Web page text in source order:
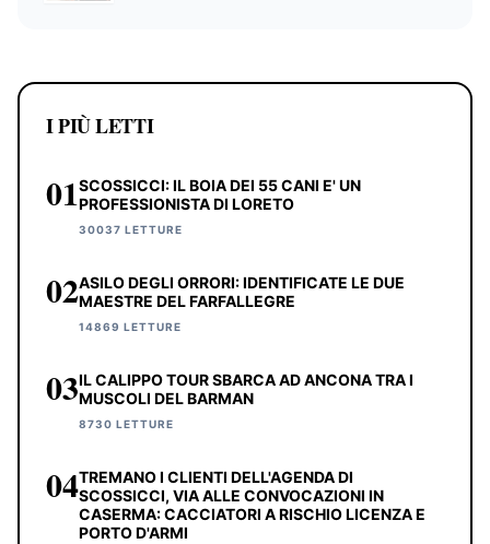
I PIÙ LETTI
01SCOSSICCI: IL BOIA DEI 55 CANI E' UN
PROFESSIONISTA DI LORETO
30037 LETTURE
02ASILO DEGLI ORRORI: IDENTIFICATE LE DUE
MAESTRE DEL FARFALLEGRE
14869 LETTURE
03IL CALIPPO TOUR SBARCA AD ANCONA TRA I
MUSCOLI DEL BARMAN
8730 LETTURE
04TREMANO I CLIENTI DELL'AGENDA DI
SCOSSICCI, VIA ALLE CONVOCAZIONI IN
CASERMA: CACCIATORI A RISCHIO LICENZA E
PORTO D'ARMI